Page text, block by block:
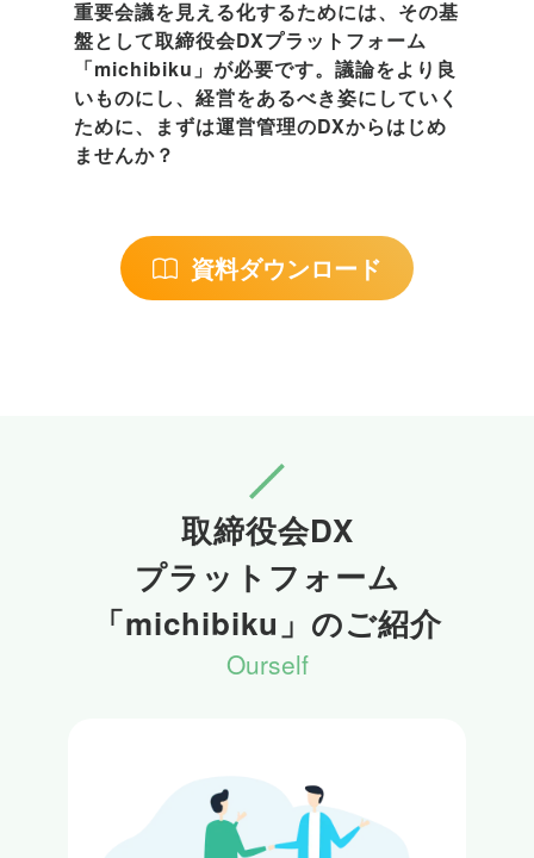
重要会議を見える化するためには、その基
盤として取締役会DXプラットフォーム
「michibiku」が必要です。議論をより良
いものにし、経営をあるべき姿にしていく
ために、まずは運営管理のDXからはじめ
ませんか？
資料ダウンロード
取締役会DX
プラットフォーム
「michibiku」のご紹介
Ourself